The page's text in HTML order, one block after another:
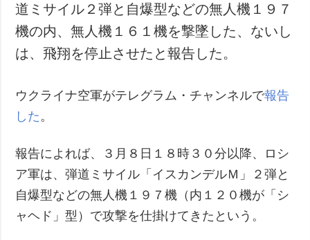
道ミサイル２弾と自爆型などの無人機１９７
機の内、無人機１６１機を撃墜した、ないし
は、飛翔を停止させたと報告した。
ウクライナ空軍がテレグラム・チャンネルで報告
した 。
報告によれば、３月８日１８時３０分以降、ロシ
ア軍は、弾道ミサイル「イスカンデルＭ」２弾と
自爆型などの無人機１９７機（内１２０機が「シ
ャヘド」型）で攻撃を仕掛けてきたという。